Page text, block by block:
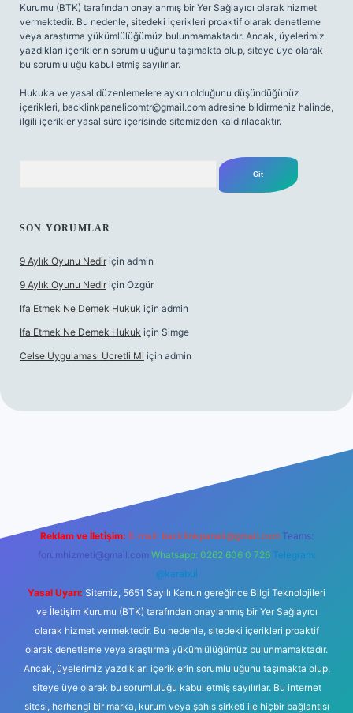
Kurumu (BTK) tarafından onaylanmış bir Yer Sağlayıcı olarak hizmet
vermektedir. Bu nedenle, sitedeki içerikleri proaktif olarak denetleme
veya araştırma yükümlülüğümüz bulunmamaktadır. Ancak, üyelerimiz
yazdıkları içeriklerin sorumluluğunu taşımakta olup, siteye üye olarak
bu sorumluluğu kabul etmiş sayılırlar.
Hukuka ve yasal düzenlemelere aykırı olduğunu düşündüğünüz
içerikleri, backlinkpanelicomtr@gmail.com adresine bildirmeniz halinde,
ilgili içerikler yasal süre içerisinde sitemizden kaldırılacaktır.
SON YORUMLAR
9 Aylık Oyunu Nedir için admin
9 Aylık Oyunu Nedir için Özgür
Ifa Etmek Ne Demek Hukuk için admin
Ifa Etmek Ne Demek Hukuk için Simge
Celse Uygulaması Ücretli Mi için admin
Reklam ve İletişim: E-mail: backlinkpaneli@gmail.com Teams:
forumhizmeti@gmail.com Whatsapp: 0262 606 0 726 Telegram:
@karabul
Yasal Uyarı: Sitemiz, 5651 Sayılı Kanun gereğince Bilgi Teknolojileri
ve İletişim Kurumu (BTK) tarafından onaylanmış bir Yer Sağlayıcı
olarak hizmet vermektedir. Bu nedenle, sitedeki içerikleri proaktif
olarak denetleme veya araştırma yükümlülüğümüz bulunmamaktadır.
Ancak, üyelerimiz yazdıkları içeriklerin sorumluluğunu taşımakta olup,
siteye üye olarak bu sorumluluğu kabul etmiş sayılırlar. Bu internet
sitesi, herhangi bir marka, kurum veya şahıs şirketi ile hiçbir bağlantısı